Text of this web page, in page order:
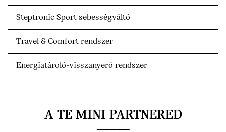
Steptronic Sport sebességváltó
Travel & Comfort rendszer
Energiatároló-visszanyerő rendszer
A TE MINI PARTNERED